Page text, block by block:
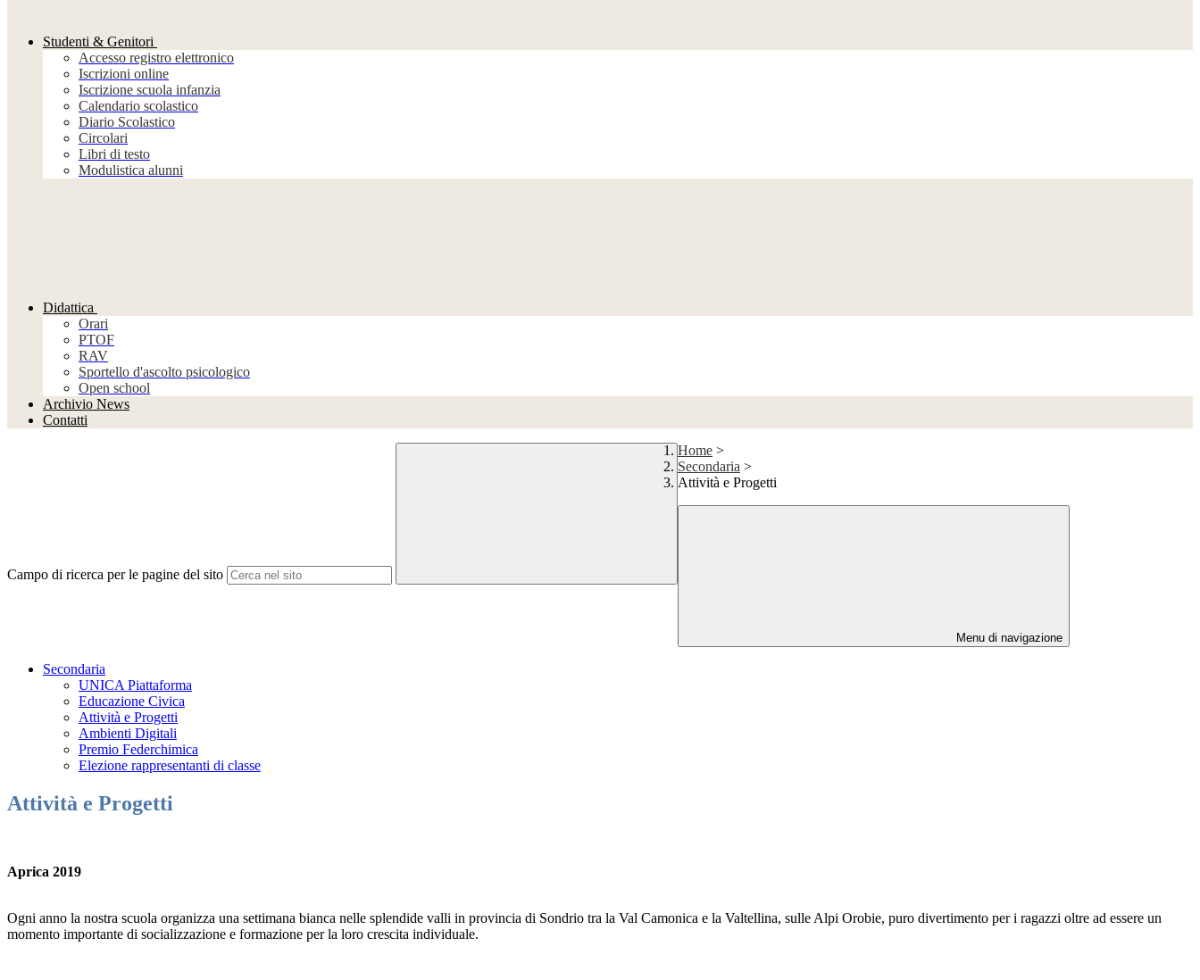
Studenti & Genitori
Accesso registro elettronico
Iscrizioni online
Iscrizione scuola infanzia
Calendario scolastico
Diario Scolastico
Circolari
Libri di testo
Modulistica alunni
Didattica
Orari
PTOF
RAV
Sportello d'ascolto psicologico
Open school
Archivio News
Contatti
Campo di ricerca per le pagine del sito
Home >
Secondaria >
Attività e Progetti
Menu di navigazione
Secondaria
UNICA Piattaforma
Educazione Civica
Attività e Progetti
Ambienti Digitali
Premio Federchimica
Elezione rappresentanti di classe
Attività e Progetti
Aprica 2019
Ogni anno la nostra scuola organizza una settimana bianca nelle splendide valli in provincia di Sondrio tra la Val Camonica e la Valtellina, sulle Alpi Orobie, puro divertimento per i ragazzi oltre ad essere un
momento importante di socializzazione e formazione per la loro crescita individuale.